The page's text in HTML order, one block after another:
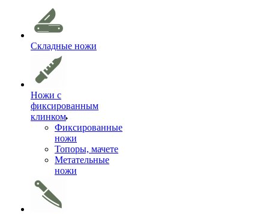
Складные ножи
Ножи с
фиксированным
клинком
Фиксированные
ножи
Топоры, мачете
Метательные
ножи